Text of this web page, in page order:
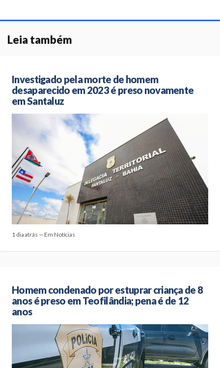
Leia também
Investigado pela morte de homem
desaparecido em 2023 é preso novamente
em Santaluz
1 dia atrás — Em Notícias
Homem condenado por estuprar criança de 8
anos é preso em Teofilândia; pena é de 12
anos